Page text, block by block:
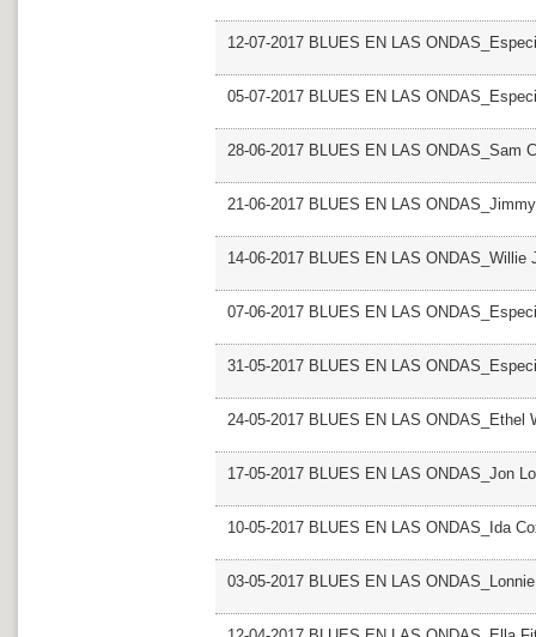
12-07-2017 BLUES EN LAS
05-07-2017 BLUES EN LAS
28-06-2017 BLUES EN LAS ONDAS_Sam
21-06-2017 BLUES EN LAS
14-06-2017 BLUES EN LAS ONDAS_Willie
07-06-2017 BLUES EN LAS
31-05-2017 BLUES EN LAS
24-05-2017 BLUES EN LAS ONDAS_Ethel
17-05-2017 BLUES EN LAS ONDAS_Jon
10-05-2017 BLUES EN LAS ONDAS_Ida
03-05-2017 BLUES EN LAS